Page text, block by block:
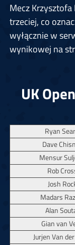
Mecz
trzeciej, co
wyłącznie w
wynikowej na
UK
Ryan
Dave
Mensur
Rob
Josh
Madars
Alan
Gian van
Jurjen Van